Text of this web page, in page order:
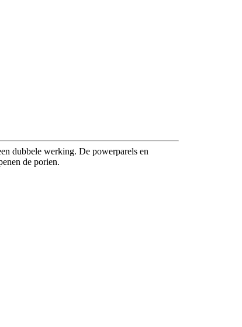
dubbele werking. De powerparels en
de porien.